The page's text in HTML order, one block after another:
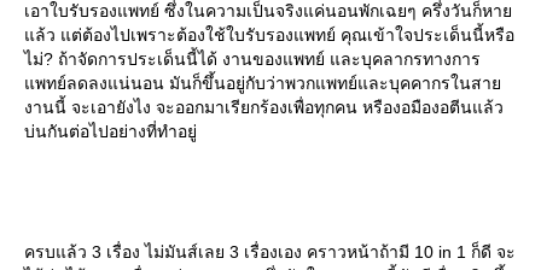
เอาใบรับรองแพทย์ ซึ่งในความเป็นจริงแค่นอนพักเฉยๆ ครึ่งวันก็หา
ล้ว แต่ต้องไปเพราะต้องใช้ใบรับรองแพทย์ คุณเข้าใจประเด็นนี้หรือ
ไม่? ถ้าจัดการประเด็นนี้ได้ งานของแพทย์ และบุคลากรทางการ
พทย์ลดลงแน่นอน มันก็ขึ้นอยู่กับว่าพวกแพทย์และบุคคากรในสา
งานนี้ จะเอายังไง จะออกมาเรียกร้องเพื่อทุกคน หรืองอมืองอตีนแล้ว
บ่นกันต่อไปอย่างที่ทำอยู่
ครบแล้ว 3 เรื่อง ไม่มันส์เลย 3 เรื่องเอง คราวหน้าถ้ามี 10 in 1 ก็ดี จะ